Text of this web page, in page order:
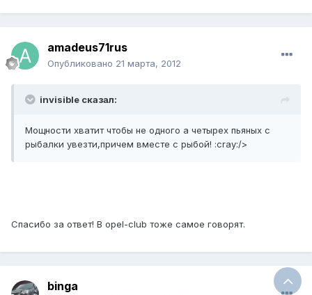
amadeus71rus
Опубликовано 21 марта, 2012
invisible сказал:
Мощности хватит чтобы не одного а четырех пьяных с
рыбалки увезти,причем вместе с рыбой! :cray:/>
Спасибо за ответ! В opel-club тоже самое говорят.
binga